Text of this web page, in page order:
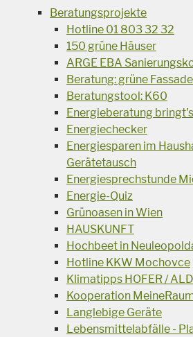
Beratungsprojekte
Hotline 01 803 32 32
150 grüne Häuser
ARGE EBA
Beratung: grüne
Beratungstool: K60
Energieberatung bringt's
Energiechecker
Energiesparen im
Gerätetausch
Energiesprechstunde
Energie-Quiz
Grünoasen in Wien
HAUSKUNFT
Hochbeet in
Hotline KKW Mochovce
Klimatipps HOFER /
Kooperation
Langlebige Geräte
Lebensmittelabfälle -